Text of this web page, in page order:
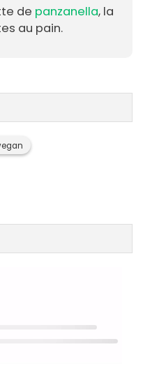
de panzanella, la
au pain.